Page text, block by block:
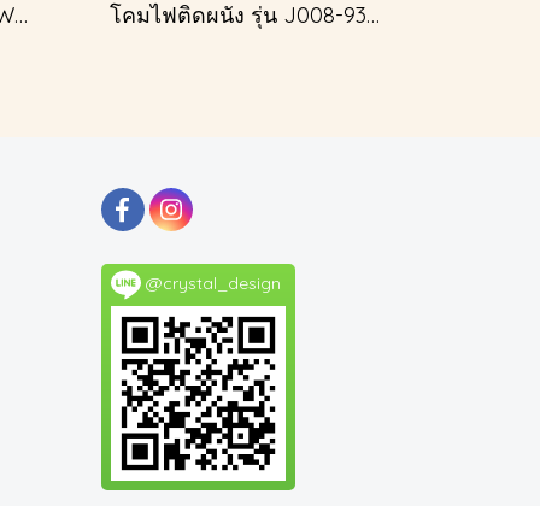
โคมไฟติดผนัง รุ่น J013-W51349/2 โคมไฟติดผนัง รุ่น J008-93345
@crystal_design